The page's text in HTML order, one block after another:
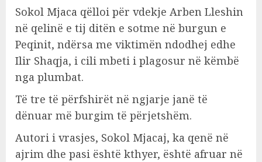
Sokol Mjaca qëlloi për vdekje Arben Lleshin
në qelinë e tij ditën e sotme në burgun e
Peqinit, ndërsa me viktimën ndodhej edhe
Ilir Shaqja, i cili mbeti i plagosur në këmbë
nga plumbat.
Të tre të përfshirët në ngjarje janë të
dënuar më burgim të përjetshëm.
Autori i vrasjes, Sokol Mjacaj, ka qenë në
ajrim dhe pasi është kthyer, është afruar në